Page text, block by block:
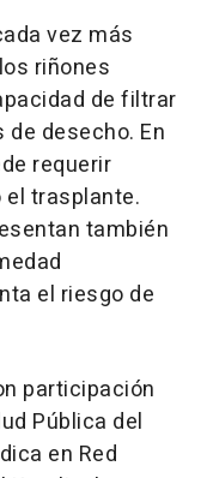
vez más
riñones
de filtrar
desecho. En
requerir
trasplante.
también
el riesgo de
participación
Pública del
en Red